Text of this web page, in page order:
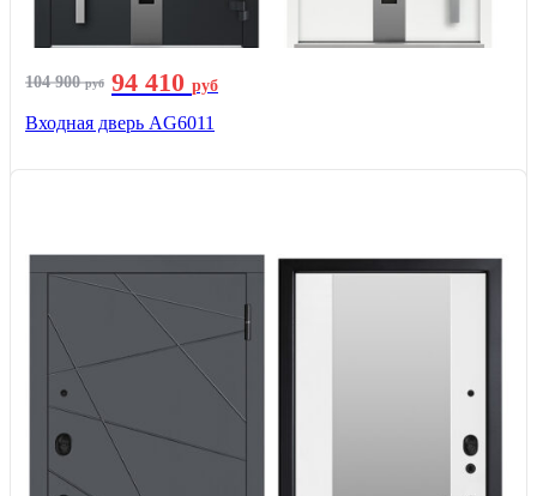
104 900руб 94 410 руб
Входная дверь AG6011